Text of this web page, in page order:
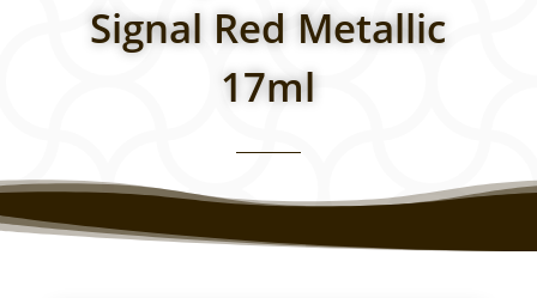
Signal Red Metallic
17ml